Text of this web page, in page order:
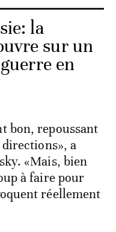
la
sur un
en
bon, repoussant
directions», a
«Mais, bien
à faire pour
réellement